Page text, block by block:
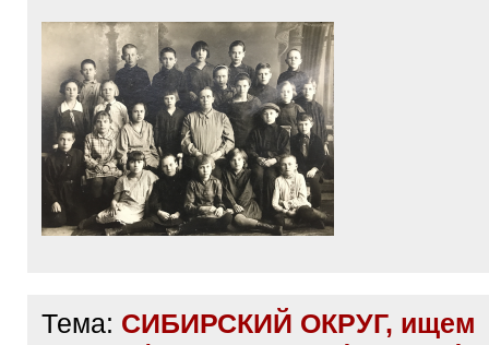
1 фото - групповое фото учеников
4-я группа 2-го семестра
Новосибирск.
2 фото - групповое фото
неизвестна, г. Новосибирск. 7